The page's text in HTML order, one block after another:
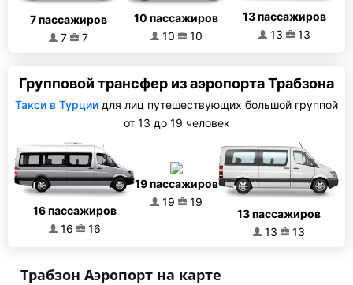
7 пассажиров
7
7
10 пассажиров
10
10
13 пассажиров
13
13
Групповой трансфер из аэропорта Трабзона
Такси в Турции для лиц путешествующих большой группой
от 13 до 19 человек
16 пассажиров
16
16
19 пассажиров
19
19
13 пассажиров
13
13
Трабзон Аэропорт на карте